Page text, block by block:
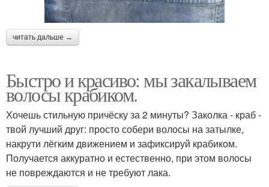
читать дальше →
Быстро и красиво: мы закалываем
волосы крабиком.
Хочешь стильную причёску за 2 минуты? Заколка - краб -
твой лучший друг: просто собери волосы на затылке,
накрути лёгким движением и зафиксируй крабиком.
Получается аккуратно и естественно, при этом волосы
не повреждаются и не требуют лака.